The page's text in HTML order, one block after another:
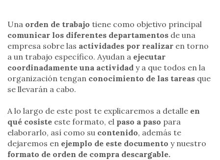
Una orden de trabajo tiene como objetivo principal
comunicar los diferentes departamentos de una
empresa sobre las actividades por realizar en torno
a un trabajo específico. Ayudan a ejecutar
coordinadamente una actividad y a que todos en la
organización tengan conocimiento de las tareas que
se llevarán a cabo.
A lo largo de este post te explicaremos a detalle en
qué cosiste este formato, el paso a paso para
elaborarlo, así como su contenido, además te
dejaremos en ejemplo de este documento y nuestro
formato de orden de compra descargable.